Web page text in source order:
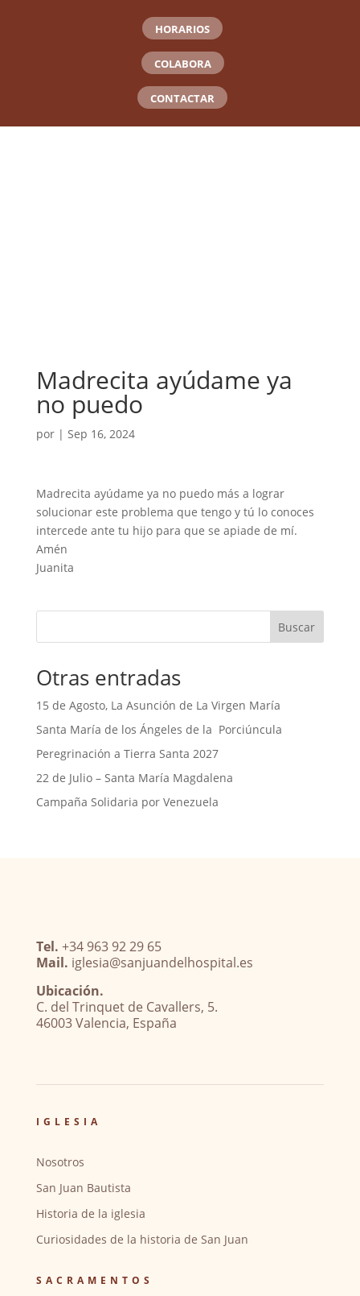
HORARIOS
COLABORA
CONTACTAR
Madrecita ayúdame ya
no puedo
por | Sep 16, 2024
Madrecita ayúdame ya no puedo más a lograr
solucionar este problema que tengo y tú lo conoces
intercede ante tu hijo para que se apiade de mí.
Amén
Juanita
Buscar
Otras entradas
15 de Agosto, La Asunción de La Virgen María
Santa María de los Ángeles de la Porciúncula
Peregrinación a Tierra Santa 2027
22 de Julio – Santa María Magdalena
Campaña Solidaria por Venezuela
Tel. +34 963 92 29 65
Mail. iglesia@sanjuandelhospital.es
Ubicación.
C. del Trinquet de Cavallers, 5.
46003 Valencia, España
IGLESIA
Nosotros
San Juan Bautista
Historia de la iglesia
Curiosidades de la historia de San Juan
SACRAMENTOS